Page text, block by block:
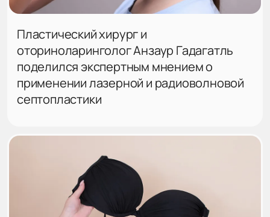
Пластический хирург и
оториноларинголог Анзаур Гадагатль
поделился экспертным мнением о
применении лазерной и радиоволновой
септопластики